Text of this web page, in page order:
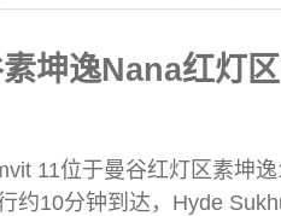
坤逸Nana红灯
11位于曼谷红灯区素坤
约10分钟到达，Hyde